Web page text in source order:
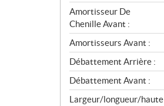
Amortisseur De
Chenille Avant :
Amortisseurs Avant :
Débattement Arrière :
Débattement Avant :
Largeur/longueur/haute